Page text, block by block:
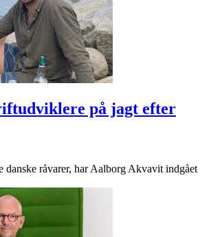
på jagt efter
danske råvarer, har Aalborg Akvavit indgået